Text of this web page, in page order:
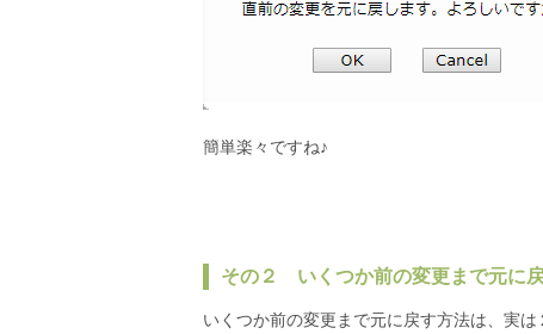
簡単楽々ですね♪
その２ いくつか前の変更まで元に
いくつか前の変更まで元に戻す方法は、実